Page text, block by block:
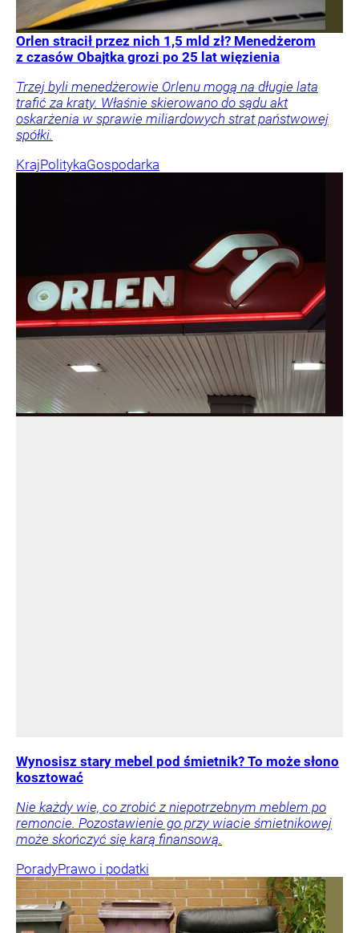
Orlen stracił przez nich 1,5 mld zł? Menedżerom
z czasów Obajtka grozi po 25 lat więzienia
Trzej byli menedżerowie Orlenu mogą na długie lata
trafić za kraty. Właśnie skierowano do sądu akt
oskarżenia w sprawie miliardowych strat państwowej
spółki.
KrajPolitykaGospodarka
Wynosisz stary mebel pod śmietnik? To może słono
kosztować
Nie każdy wie, co zrobić z niepotrzebnym meblem po
remoncie. Pozostawienie go przy wiacie śmietnikowej
może skończyć się karą finansową.
PoradyPrawo i podatki